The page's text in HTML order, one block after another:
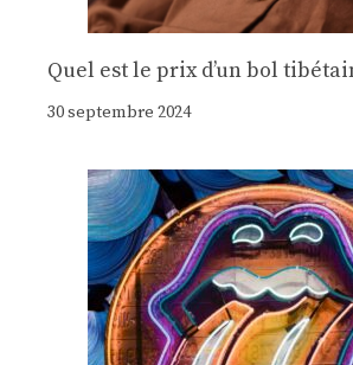
Quel est le prix d’un bol
30 septembre 2024